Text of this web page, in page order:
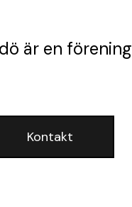
är en förening
Kontakt